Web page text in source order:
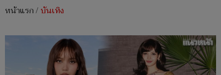
หน้าแรก/บันเทิง